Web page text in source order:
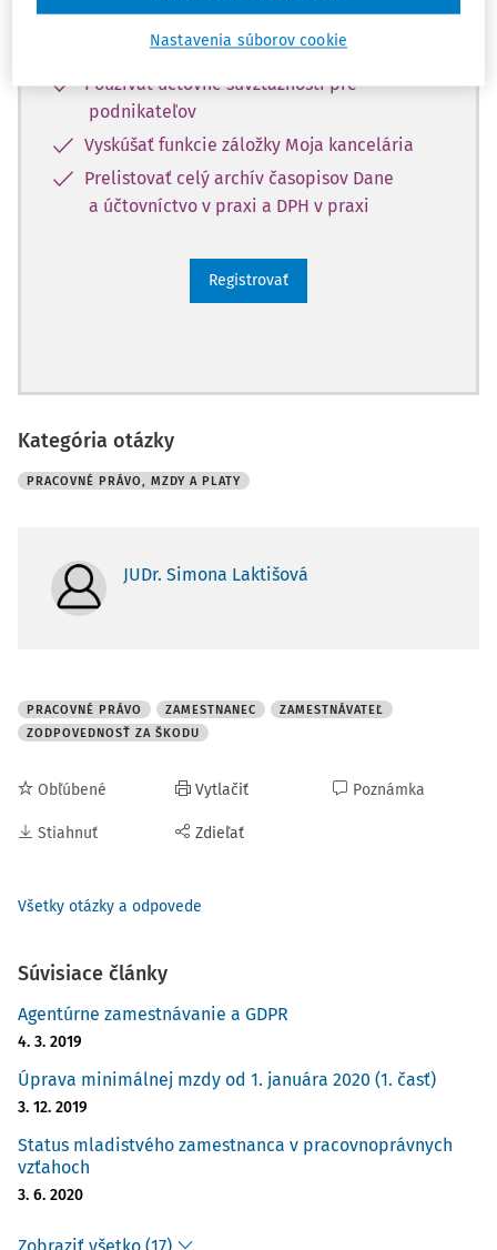
Prečítať platené články na portáli
Prezerať predpisy
Používať účtovné súvzťažnosti pre
podnikateľov
Vyskúšať funkcie záložky Moja kancelária
Prelistovať celý archív časopisov Dane
a účtovníctvo v praxi a DPH v praxi
Registrovať
Kategória otázky
PRACOVNÉ PRÁVO, MZDY A PLATY
JUDr. Simona Laktišová
PRACOVNÉ PRÁVO ZAMESTNANEC
ZAMESTNÁVATEĽ
ZODPOVEDNOSŤ ZA ŠKODU
Obľúbené
Stiahnuť
Vytlačiť
Zdieľať
Poznámka
Všetky otázky a odpovede
Súvisiace články
Agentúrne zamestnávanie a GDPR
4. 3. 2019
Úprava minimálnej mzdy od 1. januára 2020 (1. časť)
3. 12. 2019
Status mladistvého zamestnanca v pracovnoprávnych
vzťahoch
3. 6. 2020
Nastavenia súborov cookie